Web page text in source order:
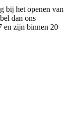
bij het openen van
dan ons
en zijn binnen 20